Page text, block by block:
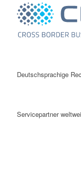
Deutschsprachige
Servicepartner